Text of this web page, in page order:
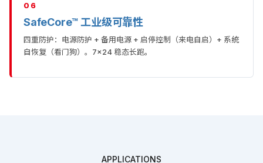
06
SafeCore™ 工业级可靠性
四重防护：电源防护 + 备用电源 + 启停控制（来电自启）+ 系统
自恢复（看门狗）。7×24 稳态长跑。
APPLICATIONS